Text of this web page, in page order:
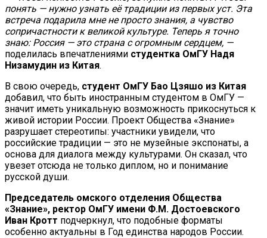
понять — нужно узнать её традиции из первых уст. Эта
встреча подарила мне не просто знания, а чувство
сопричастности к великой культуре. Теперь я точно
знаю: Россия — это страна с огромным сердцем, —
поделилась впечатлениями студентка ОмГУ Надя
Низамудин из Китая.
В свою очередь, студент ОмГУ Бао Цзяшо из Китая
добавил, что быть иностранным студентом в ОмГУ —
значит иметь уникальную возможность прикоснуться к
живой истории России. Проект Общества «Знание»
разрушает стереотипы: участники увидели, что
российские традиции — это не музейные экспонаты, а
основа для диалога между культурами. Он сказал, что
увезет отсюда не только диплом, но и понимание
русской души.
Председатель омского отделения Общества
«Знание», ректор ОмГУ имени Ф.М. Достоевского
Иван Кротт подчеркнул, что подобные форматы
особенно актуальны в Год единства народов России.